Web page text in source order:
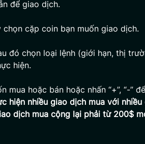
để giao dịch.
chọn cặp coin bạn muốn giao dịch.
đó chọn loại lệnh (giới hạn, thị
hiện.
mua hoặc bán hoặc nhấn “+”, “-”
hiện nhiều giao dịch mua với
dịch mua cộng lại phải từ 200$